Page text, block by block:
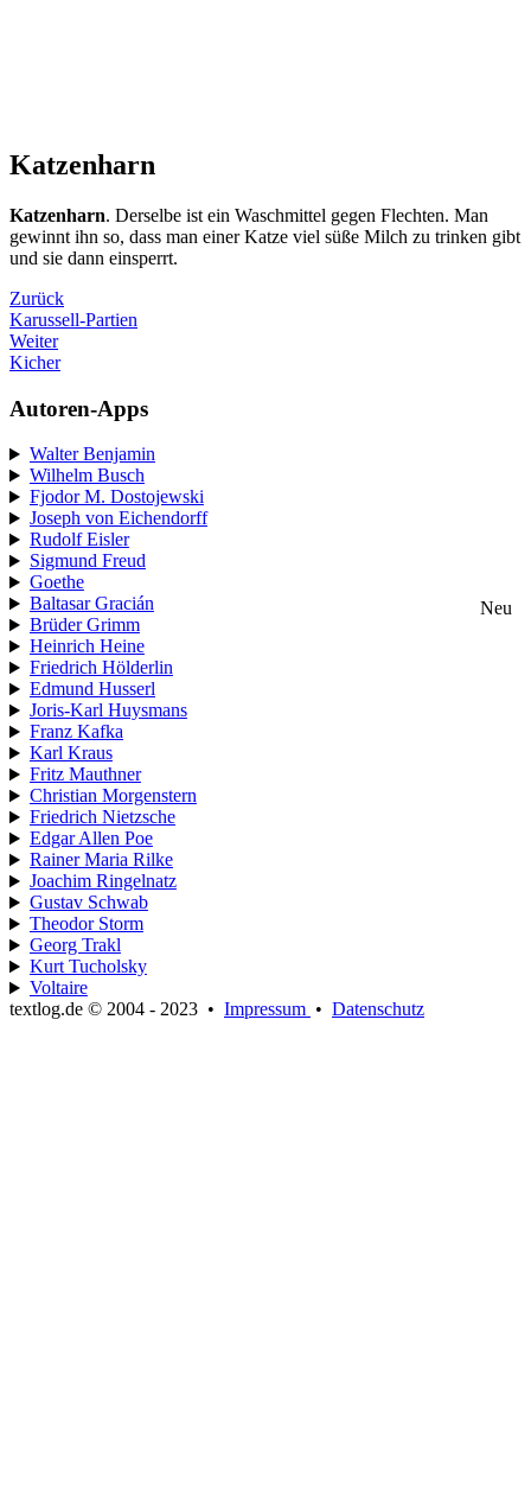
Katzenharn
Katzenharn. Derselbe ist ein Waschmittel gegen Flechten. Man
gewinnt ihn so, dass man einer Katze viel süße Milch zu trinken gibt
und sie dann einsperrt.
Zurück
Karussell-Partien
Weiter
Kicher
Autoren-Apps
Walter Benjamin
Wilhelm Busch
Fjodor M. Dostojewski
Joseph von Eichendorff
Rudolf Eisler
Sigmund Freud
Goethe
Baltasar Gracián
Neu
Brüder Grimm
Heinrich Heine
Friedrich Hölderlin
Edmund Husserl
Joris-Karl Huysmans
Franz Kafka
Karl Kraus
Fritz Mauthner
Christian Morgenstern
Friedrich Nietzsche
Edgar Allen Poe
Rainer Maria Rilke
Joachim Ringelnatz
Gustav Schwab
Theodor Storm
Georg Trakl
Kurt Tucholsky
Voltaire
textlog.de © 2004 - 2023 • Impressum • Datenschutz